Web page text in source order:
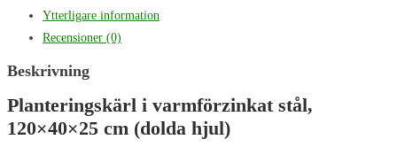
Ytterligare information
Recensioner (0)
Beskrivning
Planteringskärl i varmförzinkat stål,
120×40×25 cm (dolda hjul)